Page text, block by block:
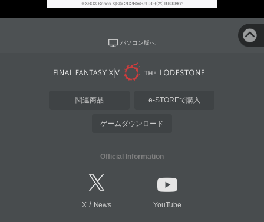
パソコン版へ
関連商品 e-STOREで購入
ゲームダウンロード
Official Information
X/ News YouTube